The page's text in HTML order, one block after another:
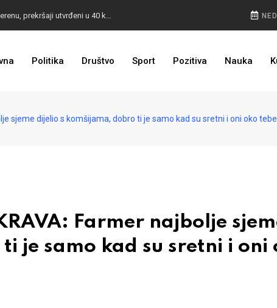
Politika Društvo Sport Pozitiva Nauka
sjeme dijelio s komšijama, dobro ti je samo kad su sretni i oni oko tebe
Farmer najbolje
je samo kad su sretni i oni